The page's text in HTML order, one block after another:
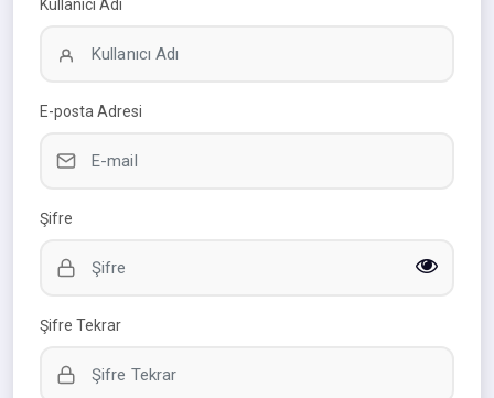
Kullanıcı Adı
E-posta Adresi
Şifre
Şifre Tekrar